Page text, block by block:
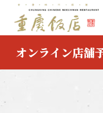
本文へ移動する
オンライン店舗